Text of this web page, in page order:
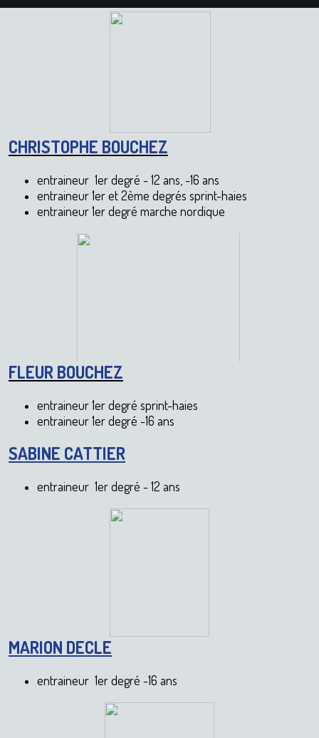
CHRISTOPHE BOUCHEZ
entraineur 1er degré - 12 ans, -16 ans
entraineur 1er et 2ème degrés sprint-haies
entraineur 1er degré marche nordique
FLEUR BOUCHEZ
entraineur 1er degré sprint-haies
entraineur 1er degré -16 ans
SABINE CATTIER
entraineur 1er degré - 12 ans
MARION DECLE
entraineur 1er degré -16 ans